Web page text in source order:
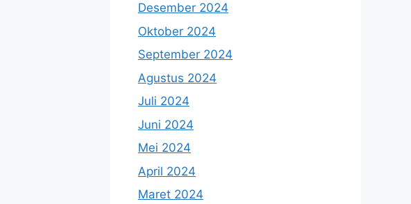
Desember 2024
Oktober 2024
September 2024
Agustus 2024
Juli 2024
Juni 2024
Mei 2024
April 2024
Maret 2024